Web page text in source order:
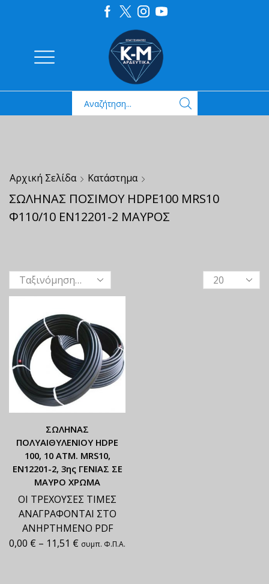
Αρχική Σελίδα Κατάστημα
ΣΩΛΗΝΑΣ ΠΟΣΙΜΟΥ HDPE100 MRS10
Φ110/10 ΕΝ12201-2 ΜΑΥΡΟΣ
ΣΩΛΗΝΑΣ
ΠΟΛΥΑΙΘΥΛΕΝΙΟΥ HDPE
100, 10 ATM. MRS10,
ΕΝ12201-2, 3ης ΓΕΝΙΑΣ ΣΕ
ΜΑΥΡΟ ΧΡΩΜΑ
ΟΙ ΤΡΕΧΟΥΣΕΣ ΤΙΜΕΣ
ΑΝΑΓΡΑΦΟΝΤΑΙ ΣΤΟ
ΑΝΗΡΤΗΜΕΝΟ PDF
0,00 € – 11,51 € συμπ. Φ.Π.Α.